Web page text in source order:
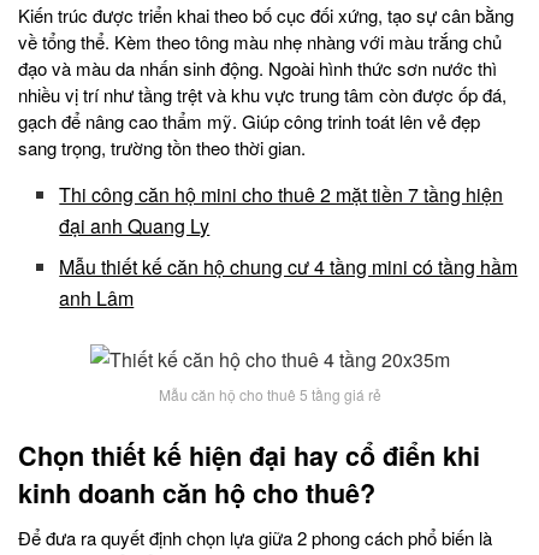
Kiến trúc được triển khai theo bố cục đối xứng, tạo sự cân bằng
về tổng thể. Kèm theo tông màu nhẹ nhàng với màu trắng chủ
đạo và màu da nhấn sinh động. Ngoài hình thức sơn nước thì
nhiều vị trí như tầng trệt và khu vực trung tâm còn được ốp đá,
gạch để nâng cao thẩm mỹ. Giúp công trinh toát lên vẻ đẹp
sang trọng, trường tồn theo thời gian.
Thi công căn hộ mini cho thuê 2 mặt tiền 7 tầng hiện
đại anh Quang Ly
Mẫu thiết kế căn hộ chung cư 4 tầng mini có tầng hầm
anh Lâm
Mẫu căn hộ cho thuê 5 tầng giá rẻ
Chọn thiết kế hiện đại hay cổ điển khi
kinh doanh căn hộ cho thuê?
Để đưa ra quyết định chọn lựa giữa 2 phong cách phổ biến là